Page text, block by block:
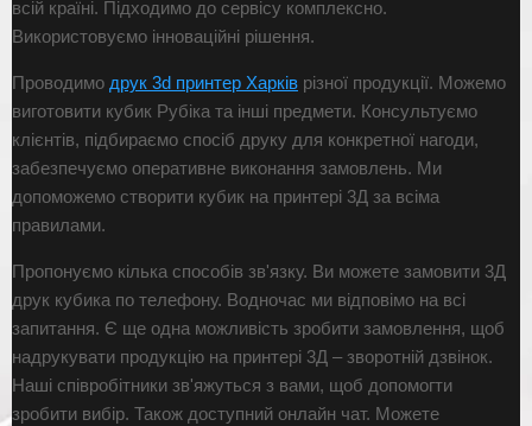
всій країні. Підходимо до сервісу комплексно.
Використовуємо інноваційні рішення.
Проводимо друк 3d принтер Харків різної продукції. Можемо
виготовити кубик Рубіка та інші предмети. Консультуємо
клієнтів, підбираємо спосіб друку для конкретної нагоди,
забезпечуємо оперативне виконання замовлень. Ми
допоможемо створити кубик на принтері 3Д за всіма
правилами.
Пропонуємо кілька способів зв'язку. Ви можете замовити 3Д
друк кубика по телефону. Водночас ми відповімо на всі
запитання. Є ще одна можливість зробити замовлення, щоб
надрукувати продукцію на принтері 3Д – зворотній дзвінок.
Наші співробітники зв'яжуться з вами, щоб допомогти
зробити вибір. Також доступний онлайн чат. Можете